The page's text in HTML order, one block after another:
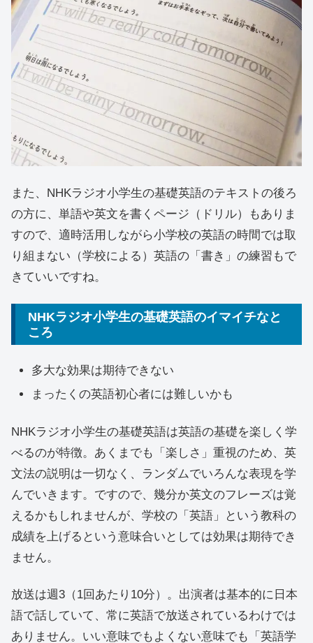
また、NHKラジオ小学生の基礎英語のテキストの後ろ
の方に、単語や英文を書くページ（ドリル）もありま
すので、適時活用しながら小学校の英語の時間では取
り組まない（学校による）英語の「書き」の練習もで
きていいですね。
NHKラジオ小学生の基礎英語のイマイチなと
ころ
多大な効果は期待できない
まったくの英語初心者には難しいかも
NHKラジオ小学生の基礎英語は英語の基礎を楽しく学
べるのが特徴。あくまでも「楽しさ」重視のため、英
文法の説明は一切なく、ランダムでいろんな表現を学
んでいきます。ですので、幾分か英文のフレーズは覚
えるかもしれませんが、学校の「英語」という教科の
成績を上げるという意味合いとしては効果は期待でき
ません。
放送は週3（1回あたり10分）。出演者は基本的に日本
語で話していて、常に英語で放送されているわけでは
ありません。いい意味でもよくない意味でも「英語学